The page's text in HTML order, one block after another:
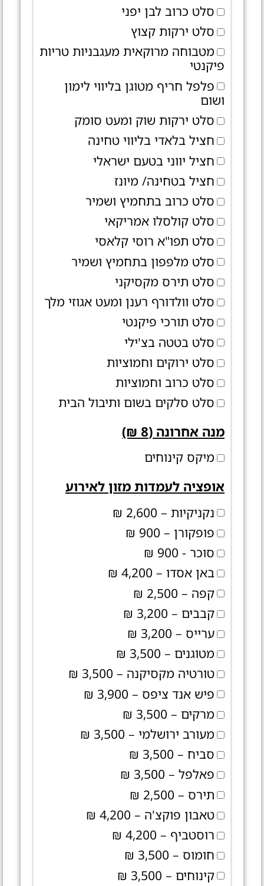
סלט כרוב לבן יפני
סלט ירקות קצוץ
מטבוחה מרוקאית מעגבניות טריות
פיקנטי
פלפל חריף מטוגן בליווי לימון
ושום
סלט ירקות שוק ומעט סומק
חציל בלאדי בליווי טחינה
חציל יווני בטעם ישראלי
חציל בטחינה/ מיונז
סלט כרוב בתחמיץ ושמיר
סלט קולסלו אמריקאי
סלט תפו"א רוסי קלאסי
סלט מלפפון בתחמיץ ושמיר
סלט תירס מקסיקני
סלט וולדורף רענן ומעט אגוזי מלך
סלט תורכי פיקנטי
סלט בטטה בצ'ילי
סלט ירוקים וחמוציות
סלט כרוב וחמוציות
סלט סלקים בשום ותיבול הבית
מנה אחרונה (8 ₪)
מיקס קינוחים
אופציה לעמדות מזון לאירוע
נקניקיות – 2,600 ₪
פופקורן – 900 ₪
סוכר - 900 ₪
באן אסדו – 4,200 ₪
קפה – 2,500 ₪
קבבים – 3,200 ₪
ערייס – 3,200 ₪
מטוגנים – 3,500 ₪
טורטיה מקסיקנה – 3,500 ₪
פיש אנד ציפס – 3,900 ₪
מרקים – 3,500 ₪
מעורב ירושלמי – 3,500 ₪
סביח – 3,500 ₪
פאלפל – 3,500 ₪
תירס – 2,500 ₪
טאבון פוקצ'ה – 4,200 ₪
רוסטביף – 4,200 ₪
חומוס – 3,500 ₪
קינוחים – 3,500 ₪